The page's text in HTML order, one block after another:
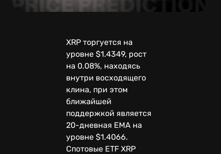
XRP торгуется на
уровне $1.4349, рост
на 0.08%, находясь
внутри восходящего
клина, при этом
ближайшей
поддержкой является
20-дневная EMA на
уровне $1.4066.
Спотовые ETF XRP